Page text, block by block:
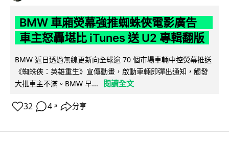
BMW 車廂熒幕強推蜘蛛俠電影廣告
車主怒轟堪比 iTunes 送 U2 專輯翻版
BMW 近日透過無線更新向全球逾 70 個市場車輛中控熒幕推送
《蜘蛛俠：英雄重生》宣傳動畫，啟動車輛即彈出通知，觸發
大批車主不滿。BMW 早...
閱讀全文
32 4 ↗ 分享